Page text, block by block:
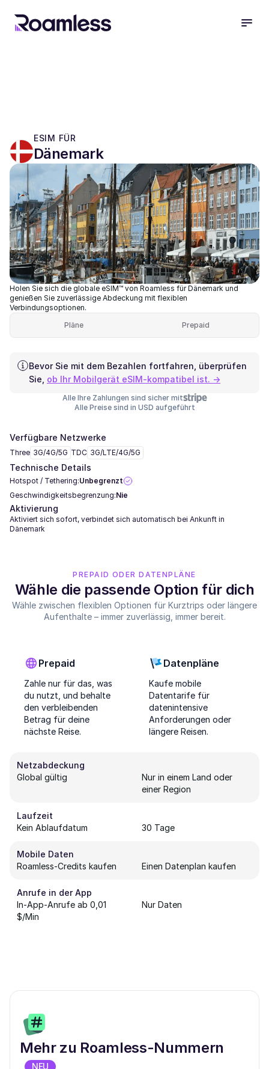
ESIM FÜR
Dänemark
Holen Sie sich die globale eSIM™ von Roamless für Dänemark und
genießen Sie zuverlässige Abdeckung mit flexiblen
Verbindungsoptionen.
Pläne
Prepaid
Bevor Sie mit dem Bezahlen fortfahren, überprüfen
Sie, ob Ihr Mobilgerät eSIM-kompatibel ist. →
Alle Ihre Zahlungen sind sicher mit
Alle Preise sind in USD aufgeführt
Verfügbare Netzwerke
Three 3G/4G/5G TDC 3G/LTE/4G/5G
Technische Details
Hotspot / Tethering:Unbegrenzt
Geschwindigkeitsbegrenzung:Nie
Aktivierung
Aktiviert sich sofort, verbindet sich automatisch bei Ankunft in
Dänemark
PREPAID ODER DATENPLÄNE
Wähle die passende Option für dich
Wähle zwischen flexiblen Optionen für Kurztrips oder längere
Aufenthalte – immer zuverlässig, immer bereit.
Prepaid
Zahle nur für das, was
du nutzt, und behalte
den verbleibenden
Betrag für deine
nächste Reise.
Datenpläne
Kaufe mobile
Datentarife für
datenintensive
Anforderungen oder
längere Reisen.
Netzabdeckung
Global gültig
Nur in einem Land oder
einer Region
Laufzeit
Kein Ablaufdatum
30 Tage
Mobile Daten
Roamless-Credits kaufen
Einen Datenplan kaufen
Anrufe in der App
In-App-Anrufe ab 0,01
$/Min
Nur Daten
Mehr zu Roamless-Nummern
NEU